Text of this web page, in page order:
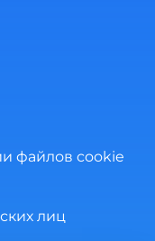
файлов cookie
лиц